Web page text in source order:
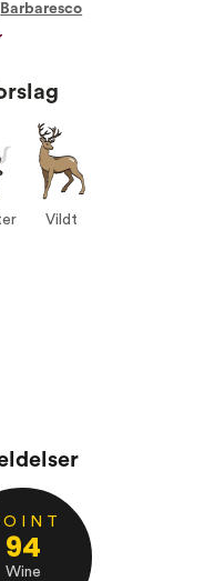
Barbaresco
14,50
Kork
Vildt
O I N T
94
Wine